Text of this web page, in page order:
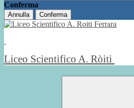
Conferma
Annulla Conferma
Liceo Scientifico A. Ròiti